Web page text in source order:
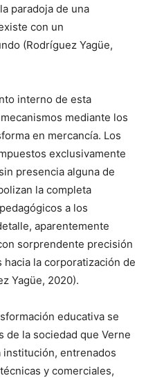
paradoja de una
con un
(Rodríguez Yagüe,
interno de esta
mediante los
en mercancía. Los
exclusivamente
presencia alguna de
la completa
a los
aparentemente
sorprendente precisión
la corporatización de
Yagüe, 2020).
educativa se
de la sociedad que Verne
institución, entrenados
y comerciales,